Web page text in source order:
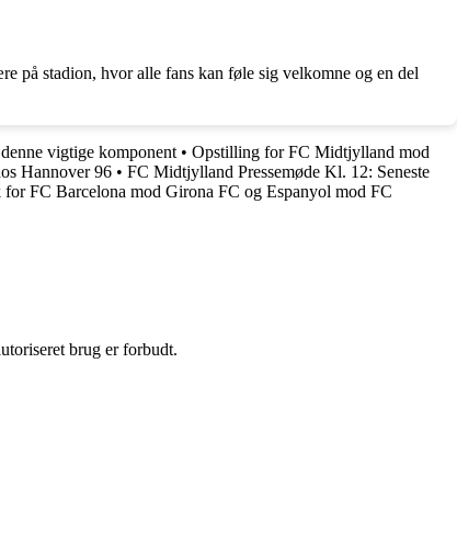
på stadion, hvor alle fans kan føle sig velkomne og en del
vigtige komponent• Opstilling for FC Midtjylland mod
Hannover 96 • FC Midtjylland Pressemøde Kl. 12: Seneste
for FC Barcelona mod Girona FC og Espanyol mod FC
brug er forbudt.